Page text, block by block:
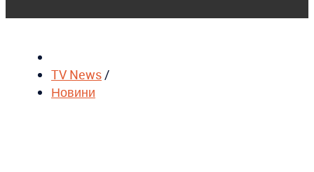
TV News/
Новини